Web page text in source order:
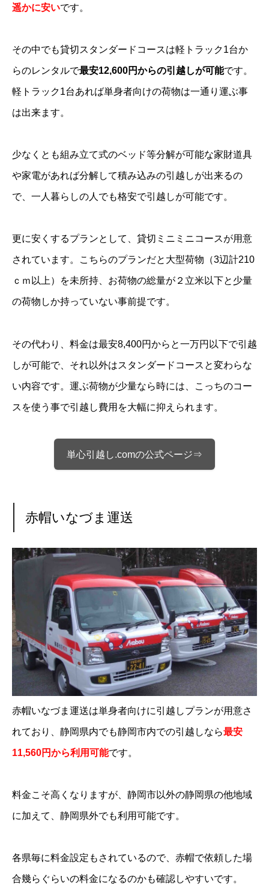
遥かに安いです。
その中でも貸切スタンダードコースは軽トラック1台か
らのレンタルで最安12,600円からの引越しが可能です。
軽トラック1台あれば単身者向けの荷物は一通り運ぶ事
は出来ます。
少なくとも組み立て式のベッド等分解が可能な家財道具
や家電があれば分解して積み込みの引越しが出来るの
で、一人暮らしの人でも格安で引越しが可能です。
更に安くするプランとして、貸切ミニミニコースが用意
されています。こちらのプランだと大型荷物（3辺計210
ｃｍ以上）を未所持、お荷物の総量が２立米以下と少量
の荷物しか持っていない事前提です。
その代わり、料金は最安8,400円からと一万円以下で引越
しが可能で、それ以外はスタンダードコースと変わらな
い内容です。運ぶ荷物が少量なら時には、こっちのコー
スを使う事で引越し費用を大幅に抑えられます。
単心引越し.comの公式ページ⇒
赤帽いなづま運送
赤帽いなづま運送は単身者向けに引越しプランが用意さ
れており、静岡県内でも静岡市内での引越しなら最安
11,560円から利用可能です。
料金こそ高くなりますが、静岡市以外の静岡県の他地域
に加えて、静岡県外でも利用可能です。
各県毎に料金設定もされているので、赤帽で依頼した場
合幾らぐらいの料金になるのかも確認しやすいです。